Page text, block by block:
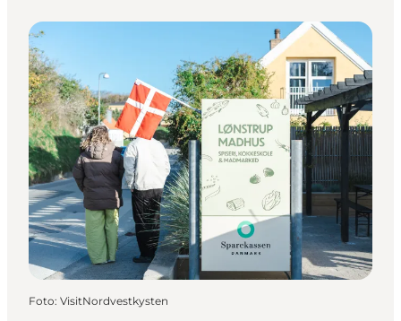
Foto: VisitNordvestkysten